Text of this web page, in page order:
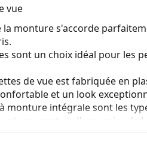
vue
la monture s'accorde
sont un choix idéal pour les
de vue est fabriquée en
et un look
monture intégrale sont les
avant et d'une paire de
design remarquable. L'un
entièrement le verre, et